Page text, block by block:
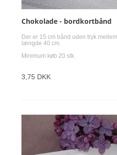
Chokolade - bordkortbånd
Der er 15 cm bånd uden tryk
længde 40 cm.
Minimum køb 20 stk.
3,75 DKK